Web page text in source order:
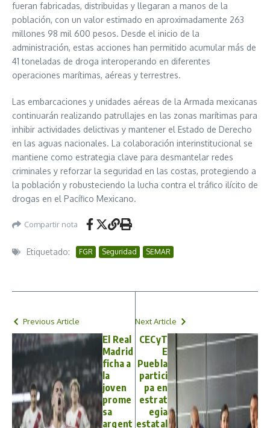
fueran fabricadas, distribuidas y llegaran a manos de la
población, con un valor estimado en aproximadamente 263
millones 98 mil 600 pesos. Desde el inicio de la
administración, estas acciones han permitido acumular más de
41 toneladas de droga interoperando en diferentes
operaciones marítimas, aéreas y terrestres.
Las embarcaciones y unidades aéreas de la Armada mexicanas
continuarán realizando patrullajes en las zonas marítimas para
inhibir actividades delictivas y mantener el Estado de Derecho
en las aguas nacionales. La colaboración interinstitucional se
mantiene como estrategia clave para desmantelar redes
criminales y reforzar la seguridad en las costas, protegiendo a
la población y robusteciendo la lucha contra el tráfico ilícito de
drogas en el Pacífico Mexicano.
Compartir nota
Etiquetado: FGR Seguridad SEMAR
Previous Article
El Real
Madrid
ficha a
la
joven
prome
sa
argent
Next Article
CECyT
E
Puebla
partici
pa en
estrat
egia
estatal